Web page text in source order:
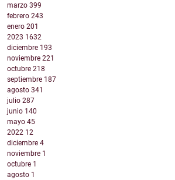
marzo 399
febrero 243
enero 201
2023 1632
diciembre 193
noviembre 221
octubre 218
septiembre 187
agosto 341
julio 287
junio 140
mayo 45
2022 12
diciembre 4
noviembre 1
octubre 1
agosto 1